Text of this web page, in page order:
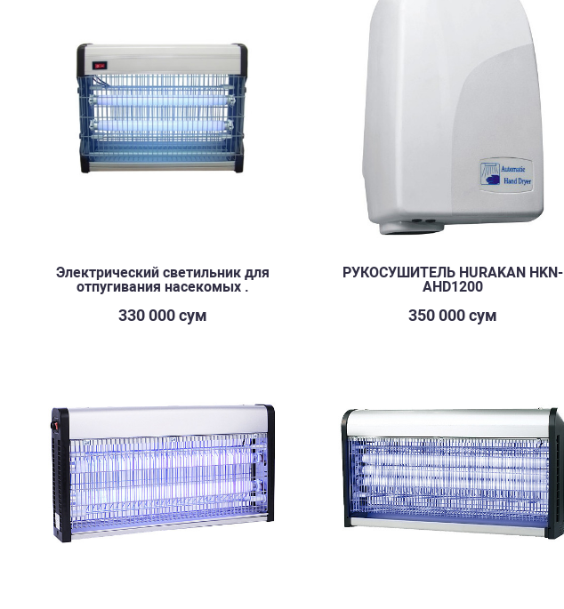
Электрический светильник для
отпугивания насекомых .
330 000 сум
РУКОСУШИТЕЛЬ HURAKAN HKN-
AHD1200
350 000 сум